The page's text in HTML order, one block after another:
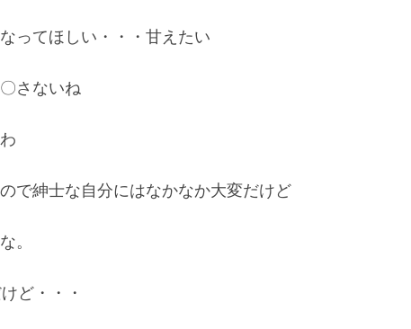
ってほしい・・・甘えたい
さないね
で紳士な自分にはなかなか大変だけど
。
ど・・・